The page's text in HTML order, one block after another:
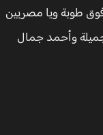
طوبة ويا مصريين
وأحمد جمال